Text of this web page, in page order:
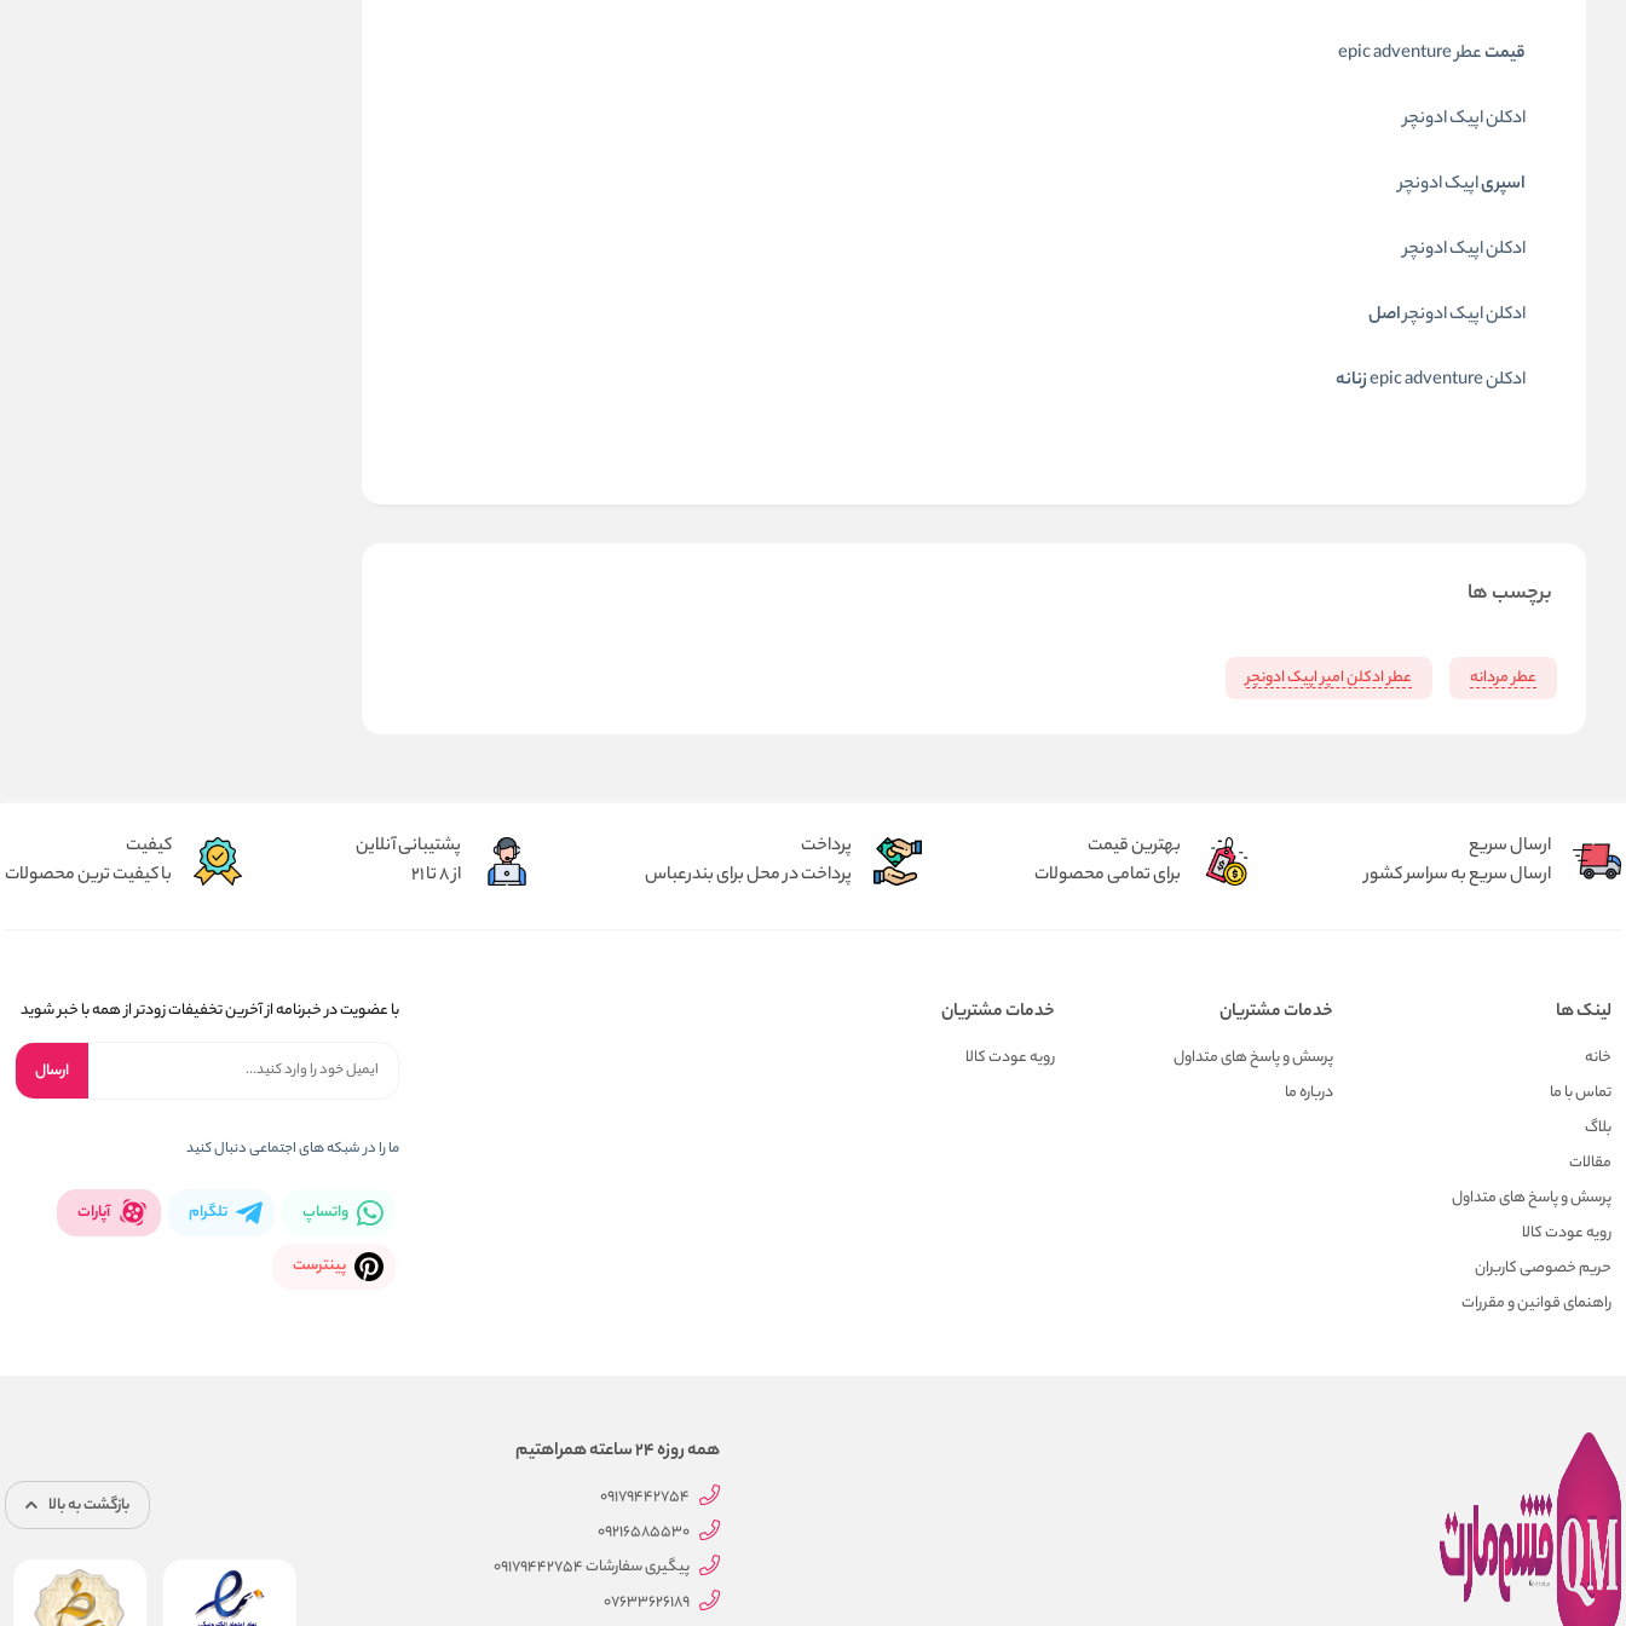
قیمتعطر epic adventure
ادکلن اپیک ادونچر
اسپریاپیک ادونچر
ادکلن اپیک ادونچر
ادکلن اپیک ادونچراصل
ادکلن epic adventure زنانه
برچسب ها
عطر مردانه عطر ادکلن امپر اپیک ادونچر
ارسال سریع
ارسال سریع به سراسر کشور
بهترین قیمت
برای تمامی محصولات
پرداخت
پرداخت در محل برای بندرعباس
پشتیبانی آنلاین
از 8 تا 21
کیفیت
با کیفیت ترین محصولات
لینک ها
خانه
تماس با ما
بلاگ
مقالات
پرسش و پاسخ های متداول
رویه عودت کالا
حریم خصوصی کاربران
راهنمای قوانین و مقررات
خدمات مشتریان
پرسش و پاسخ های متداول
درباره ما
خدمات مشتریان
رویه عودت کالا
با عضویت در خبرنامه از آخرین تخفیفات زودتر از همه با خبر شوید
ارسال
ما را در شبکه های اجتماعی دنبال کنید
واتساپ تلگرام آپارات
پینترست
همه روزه 24 ساعته همراهتیم
09179442754
09216585530
پیگیری سفارشات 09179442754
07633626189
بازگشت به بالا